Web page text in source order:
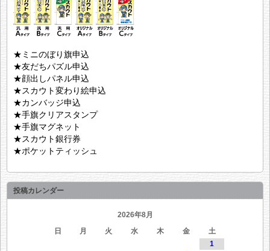
★ミニのぼり旗申込
★友だちパズル申込
★顔出しパネル申込
★スカウト変わり絵申込
★カンバッジ申込
★手旗クリアスタンプ
★手旗マグネット
★スカウト銀行券
★ポケットティッシュ
投稿カレンダー
2026年8月
日
月 火 水 木 金
土
1